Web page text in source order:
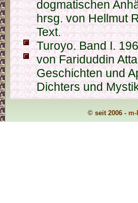
dogmatischen
hrsg. von Hellmut
Text.
Turoyo. Band I.
von Fariduddin
Geschichten und
Dichters und
© seit 2006 - m-